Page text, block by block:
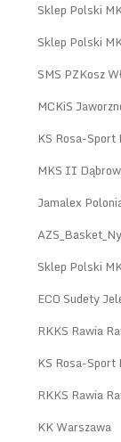
Sklep Polski
Sklep Polski
SMS PZKosz
MCKiS
KS Rosa-Sport
MKS II
Jamalex
Sklep Polski
ECO Sudety
RKKS Rawia
KS Rosa-Sport
RKKS Rawia
KK Warszawa